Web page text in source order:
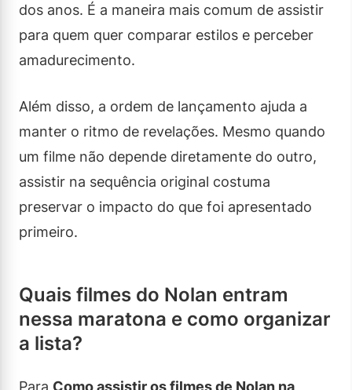
dos anos. É a maneira mais comum de assistir
para quem quer comparar estilos e perceber
amadurecimento.
Além disso, a ordem de lançamento ajuda a
manter o ritmo de revelações. Mesmo quando
um filme não depende diretamente do outro,
assistir na sequência original costuma
preservar o impacto do que foi apresentado
primeiro.
Quais filmes do Nolan entram
nessa maratona e como organizar
a lista?
Para Como assistir os filmes de Nolan na